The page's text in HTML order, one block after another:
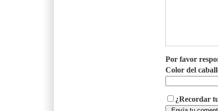
Por favor
Color del
¿Recordar